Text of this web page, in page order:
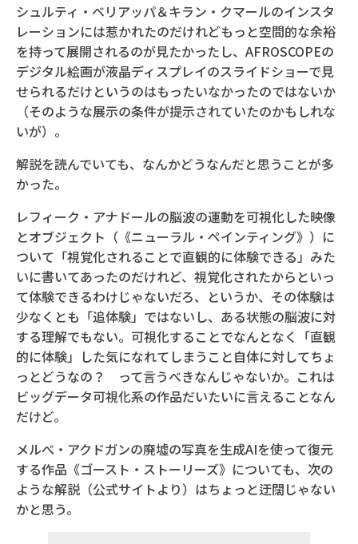
シュルティ・ベリアッパ＆キラン・クマールのインスタ
レーションには惹かれたのだけれどもっと空間的な余裕
を持って展開されるのが見たかったし、AFROSCOPEの
デジタル絵画が液晶ディスプレイのスライドショーで見
せられるだけというのはもったいなかったのではないか
（そのような展示の条件が提示されていたのかもしれな
いが）。
解説を読んでいても、なんかどうなんだと思うことが多
かった。
レフィーク・アナドールの脳波の運動を可視化した映像
とオブジェクト（《ニューラル・ペインティング》）に
ついて「視覚化されることで直観的に体験できる」みた
いに書いてあったのだけれど、視覚化されたからといっ
て体験できるわけじゃないだろ、というか、その体験は
少なくとも「追体験」ではないし、ある状態の脳波に対
する理解でもない。可視化することでなんとなく「直観
的に体験」した気になれてしまうこと自体に対してちょ
っとどうなの？ って言うべきなんじゃないか。これは
ビッグデータ可視化系の作品だいたいに言えることなん
だけど。
メルべ・アクドガンの廃墟の写真を生成AIを使って復元
する作品《ゴースト・ストーリーズ》についても、次の
ような解説（公式サイトより）はちょっと迂闊じゃない
かと思う。